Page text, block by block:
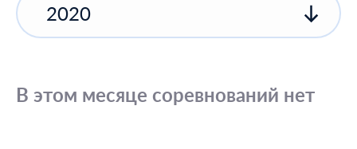
2020
В этом месяце соревнований нет